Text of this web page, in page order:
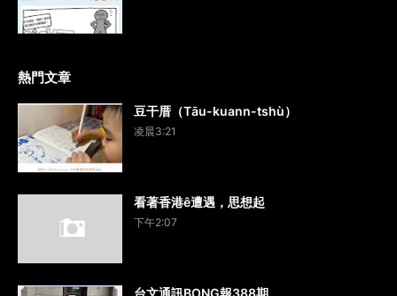
熱門文章
豆干厝（Tāu-kuann-tshù）
凌晨3:21
看著香港ê遭遇，思想起
下午2:07
台文通訊BONG報388期